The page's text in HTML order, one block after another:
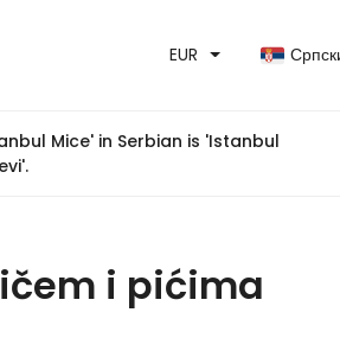
EUR
Mice' in Serbian is 'Istanbul
i pićima